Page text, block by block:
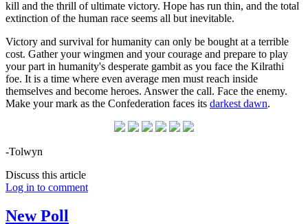
kill and the thrill of ultimate victory. Hope has run thin, and the total
extinction of the human race seems all but inevitable.
Victory and survival for humanity can only be bought at a terrible
cost. Gather your wingmen and your courage and prepare to play
your part in humanity's desperate gambit as you face the Kilrathi
foe. It is a time where even average men must reach inside
themselves and become heroes. Answer the call. Face the enemy.
Make your mark as the Confederation faces its darkest dawn.
-Tolwyn
Discuss this article
Log in to comment
New Poll